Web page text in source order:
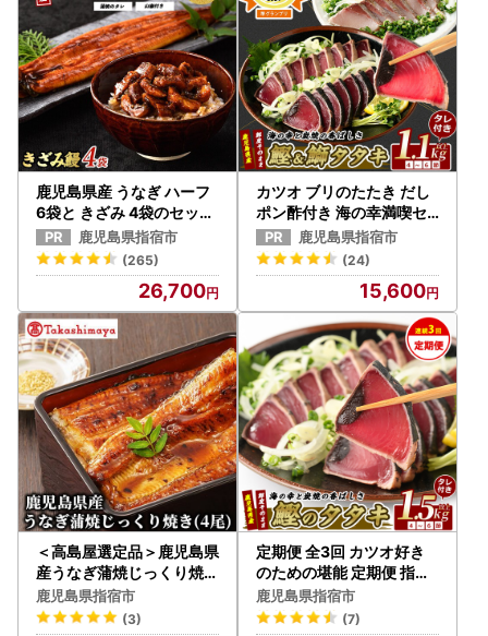
鹿児島県産 うなぎ ハーフ
6袋と きざみ 4袋のセット
奈良 IB020-005 うなぎ
鹿児島県指宿市
(265)
26,700
カツオ ブリのたたき だし
ポン酢付き 海の幸満喫セ
ット 指宿食品 IB026-001
かつお 鰹
鹿児島県指宿市
(24)
15,600
＜高島屋選定品＞鹿児島県
産うなぎ蒲焼じっくり焼き
(4尾)(IB001-045/59D18
13)
鹿児島県指宿市
(3)
定期便 全3回 カツオ好き
のための堪能 定期便 指宿
食品 IBZ026-002
鹿児島県指宿市
(7)